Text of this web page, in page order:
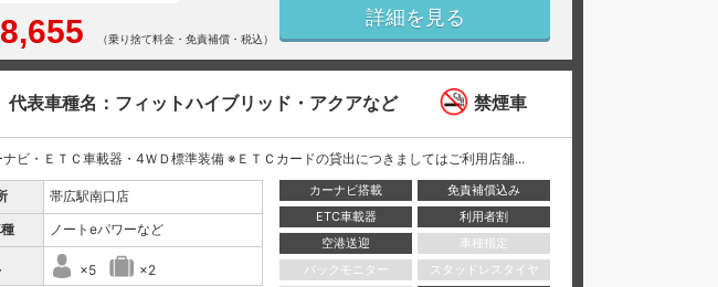
（乗り捨て料金・免責補償・税込）
詳細を見る
表車種名：フィットハイブリッド・アクアなど 禁煙車
ビ・ＥＴＣ車載器・4ＷＤ標準装備 ※ＥＴＣカードの貸出につきましてはご利用店舗...
帯広駅南口店
ノートeパワーなど
×5 ×2
カーナビ搭載
免責補償込み
ETC車載器
利用者割
空港送迎
車種指定
バックモニター
スタッドレスタイヤ